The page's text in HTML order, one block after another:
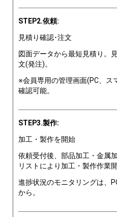
STEP2.依頼:
見積り確認･注文
図面データから最短見積り。
文(発注)。
※会員専用の管理画面(PC、ス
確認可能。
STEP3.製作:
加工・製作を開始
依頼受付後、部品加工・金属
リストにより加工・製作作業開
進捗状況のモニタリングは、
から。